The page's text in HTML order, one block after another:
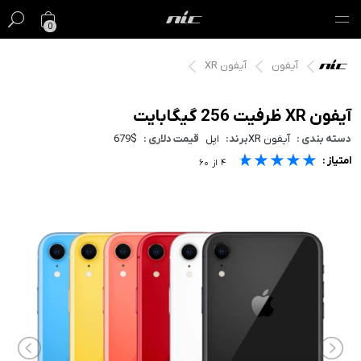
0
گیفت کارت
فروش ویژه
مک
ایرپاد
اپل واچ
لوازم جانبی
آیفون آیفون XR
آیفون XR ظرفیت 256 گیگابایت
دسته بندی : آیفون XR برند: اپل قیمت دلاری : 679$
امتیاز : ★★★★★
★★★★★
★★★★★ ۴ از ۶۰